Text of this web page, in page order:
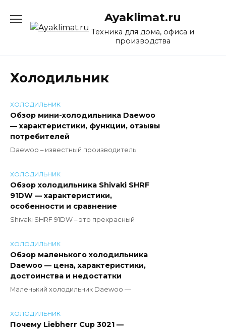
содержанию
Ayaklimat.ru
Техника для дома, офиса и
производства
Холодильник
ХОЛОДИЛЬНИК
Обзор мини-холодильника Daewoo
— характеристики, функции, отзывы
потребителей
Daewoo – известный производитель
ХОЛОДИЛЬНИК
Обзор холодильника Shivaki SHRF
91DW — характеристики,
особенности и сравнение
Shivaki SHRF 91DW – это прекрасный
ХОЛОДИЛЬНИК
Обзор маленького холодильника
Daewoo — цена, характеристики,
достоинства и недостатки
Маленький холодильник Daewoo —
ХОЛОДИЛЬНИК
Почему Liebherr Cup 3021 —